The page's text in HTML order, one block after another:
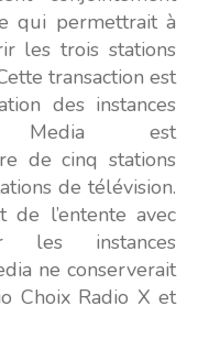
qui permettrait à
les trois stations
transaction est
des instances
Media est
de cinq stations
de télévision.
de l’entente avec
les instances
ne conserverait
Choix Radio X et